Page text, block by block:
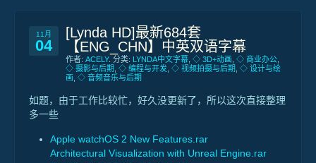
11月
04
[Lynda HD]最新684套
【ENG_CHN】中英双语字幕
作者: ACELY. 分类: LYNDA中文字幕 ◇ 3D+动画 ◇ 商业办公
◇ 摄影与后期 ◇ 编程与开发 ◇ 视频拍摄与后期 ◇ 设计与绘
画 ◇ 音频音乐与后期
如题，由于工作比较忙，好久没更新了，所以这次直接整理
多一些
Apple watchOS 2 New Features.rar
Architectural Visualization with Unreal Engine.rar